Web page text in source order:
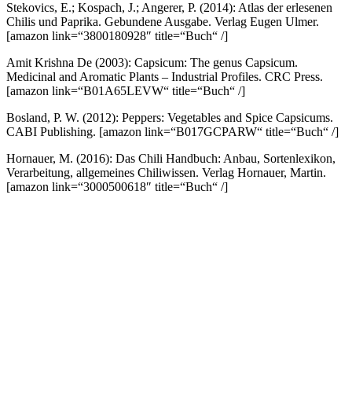
Stekovics, E.; Kospach, J.; Angerer, P. (2014): Atlas der erlesenen
Chilis und Paprika. Gebundene Ausgabe. Verlag Eugen Ulmer.
[amazon link=“3800180928″ title=“Buch“ /]
Amit Krishna De (2003): Capsicum: The genus Capsicum.
Medicinal and Aromatic Plants – Industrial Profiles. CRC Press.
[amazon link=“B01A65LEVW“ title=“Buch“ /]
Bosland, P. W. (2012): Peppers: Vegetables and Spice Capsicums.
CABI Publishing. [amazon link=“B017GCPARW“ title=“Buch“ /]
Hornauer, M. (2016): Das Chili Handbuch: Anbau, Sortenlexikon,
Verarbeitung, allgemeines Chiliwissen. Verlag Hornauer, Martin.
[amazon link=“3000500618″ title=“Buch“ /]